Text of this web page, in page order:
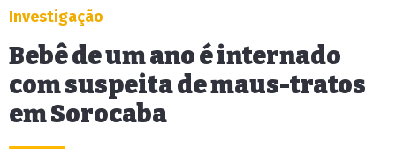
Investigação
Bebê de um ano é internado
com suspeita de maus-tratos
em Sorocaba